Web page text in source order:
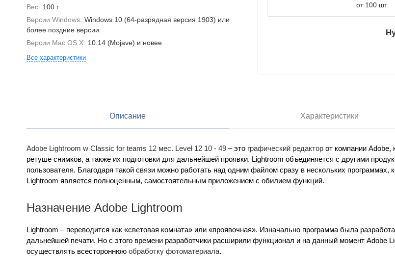
Вес: 100 г
Версии Windows: Windows 10 (64-разрядная версия 1903) или
более поздние версии
Версии Mac OS X: 10.14 (Mojave) и новее
Все характеристики
от 100 шт.
Описание Характеристики
Adobe Lightroom w Classic for teams 12 мес. Level 12 10 - 49– это графический редакторот компании Adobe,
ретуше снимков, а также их подготовки для дальнейшей проявки. Lightroom объединяется с другими
пользователя. Благодаря такой связи можно работать над одним файлом сразу в нескольких
Lightroom является полноценным, самостоятельным приложением с обилием функций.
Назначение Adobe Lightroom
Lightroom – переводится как «световая комната» или «проявочная». Изначально программа была
дальнейшей печати. Но с этого времени разработчики расширили функционал и на данный момент Adobe
осуществлять всестороннюю обработку фотоматериала.